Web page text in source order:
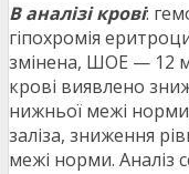
В аналізі крові:
гіпохромія
змінена, ШОЕ — 12
крові виявлено
нижньої межі
заліза, зниження
межі норми. Аналіз